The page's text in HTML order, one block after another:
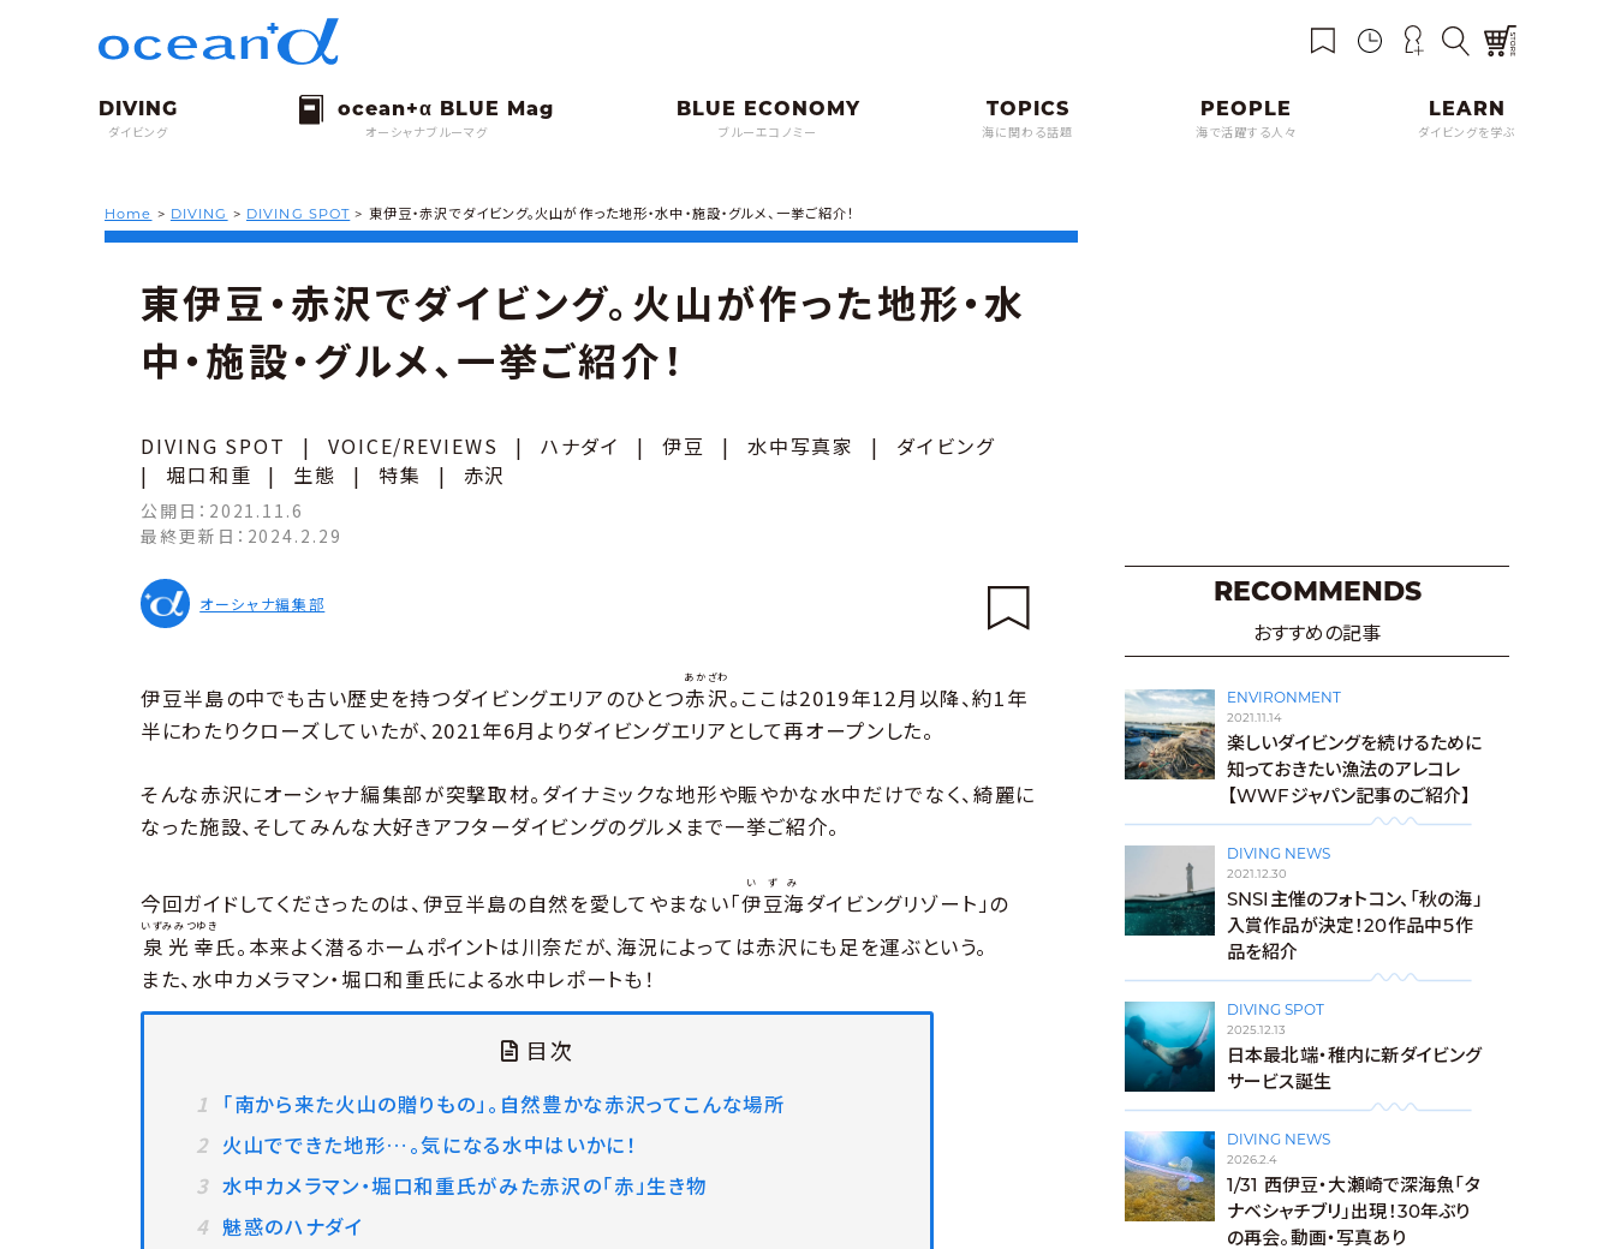
ダイビング オーシャナブルーマグ ブルーエコノミー 海に関わる話題 海で活躍する人々 ダイビングを学ぶ
Home > DIVING > DIVING SPOT > 東伊豆・赤沢でダイビング。火山が作った地形・水中・施設・グルメ、一挙ご紹介！
東伊豆・赤沢でダイビング。火山が作った地形・水
中・施設・グルメ、一挙ご紹介！
DIVING SPOT | VOICE/REVIEWS | ハナダイ | 伊豆 | 水中写真家 |
ダイビング
|
堀口和重 | 生態 | 特集 | 赤沢
公開日： 2021.11.6
最終更新日： 2024.2.29
オーシャナ編集部
伊豆半島の中でも古い歴史を持つダイビングエリアのひとつ赤沢
あかざわ
。ここは2019年12月以降、約1年
半にわたりクローズしていたが、2021年6月よりダイビングエリアとして再オープンした。
そんな赤沢にオーシャナ編集部が突撃取材。ダイナミックな地形や賑やかな水中だけでなく、綺麗に
なった施設、そしてみんな大好きアフターダイビングのグルメまで一挙ご紹介。
今回ガイドしてくださったのは、伊豆半島の自然を愛してやまない「伊豆海
いずみ
ダイビングリゾート」の
泉光幸
いずみみつゆき
氏。本来よく潜るホームポイントは川奈だが、海況によっては赤沢にも足を運ぶという。
また、水中カメラマン・堀口和重氏による水中レポートも！
目次
「南から来た火山の贈りもの」。自然豊かな赤沢ってこんな場所
火山でできた地形…。気になる水中はいかに！
水中カメラマン・堀口和重氏がみた赤沢の「赤」生き物
魅惑のハナダイ
RECOMMENDS
おすすめの記事
ENVIRONMENT
2021.11.14
楽しいダイビングを続けるために
知っておきたい漁法のアレコレ
【WWFジャパン記事のご紹介】
DIVING NEWS
2021.12.30
SNSI主催のフォトコン、「秋の海」
入賞作品が決定！20作品中５作
品を紹介
DIVING SPOT
2025.12.13
日本最北端・稚内に新ダイビング
サービス誕生
DIVING NEWS
2026.2.4
1/31 西伊豆・大瀬崎で深海魚「タ
ナベシャチブリ」出現！30年ぶり
の再会。動画・写真あり